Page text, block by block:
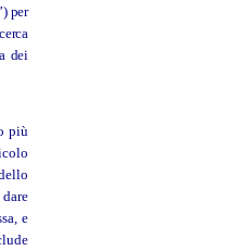
per
dei
più
e